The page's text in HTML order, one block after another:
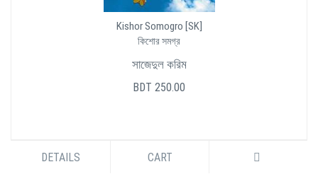
Kishor Somogro [SK]
কিশোর সমগ্র
সাজেদুল করিম
BDT 250.00
DETAILS CART